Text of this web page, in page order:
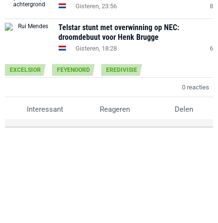
Gisteren, 23:56 8
Telstar stunt met overwinning op NEC:
droomdebuut voor Henk Brugge
Gisteren, 18:28 6
EXCELSIOR FEYENOORD EREDIVISIE
0 reacties
Interessant Reageren Delen